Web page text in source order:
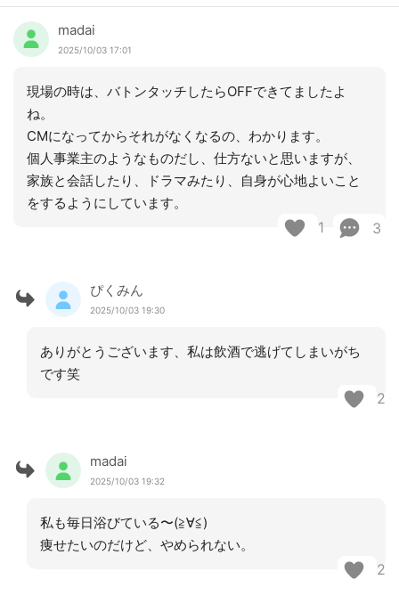
madai
2025/10/03 17:01
現場の時は、バトンタッチしたらOFFできてましたよ
ね。
CMになってからそれがなくなるの、わかります。
個人事業主のようなものだし、仕方ないと思いますが、
家族と会話したり、ドラマみたり、自身が心地よいこと
をするようにしています。
1 3
ぴくみん
2025/10/03 19:30
ありがとうございます、私は飲酒で逃げてしまいがち
です笑
2
madai
2025/10/03 19:32
私も毎日浴びている〜(≧∀≦)
痩せたいのだけど、やめられない。
2